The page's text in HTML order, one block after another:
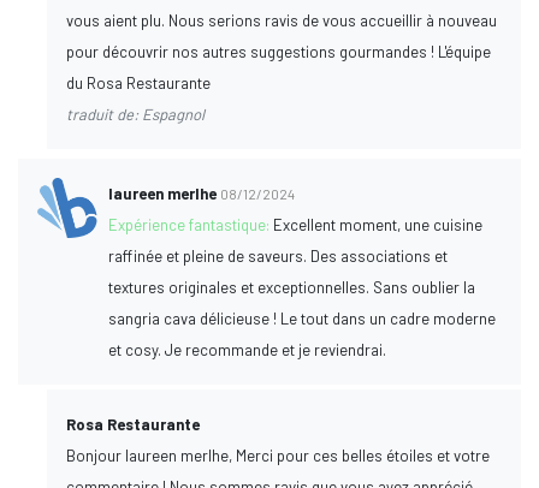
vous aient plu. Nous serions ravis de vous accueillir à nouveau
pour découvrir nos autres suggestions gourmandes ! L'équipe
du Rosa Restaurante
traduit de: Espagnol
laureen merlhe 08/12/2024
Expérience fantastique: Excellent moment, une cuisine
raffinée et pleine de saveurs. Des associations et
textures originales et exceptionnelles. Sans oublier la
sangria cava délicieuse ! Le tout dans un cadre moderne
et cosy. Je recommande et je reviendrai.
Rosa Restaurante
Bonjour laureen merlhe, Merci pour ces belles étoiles et votre